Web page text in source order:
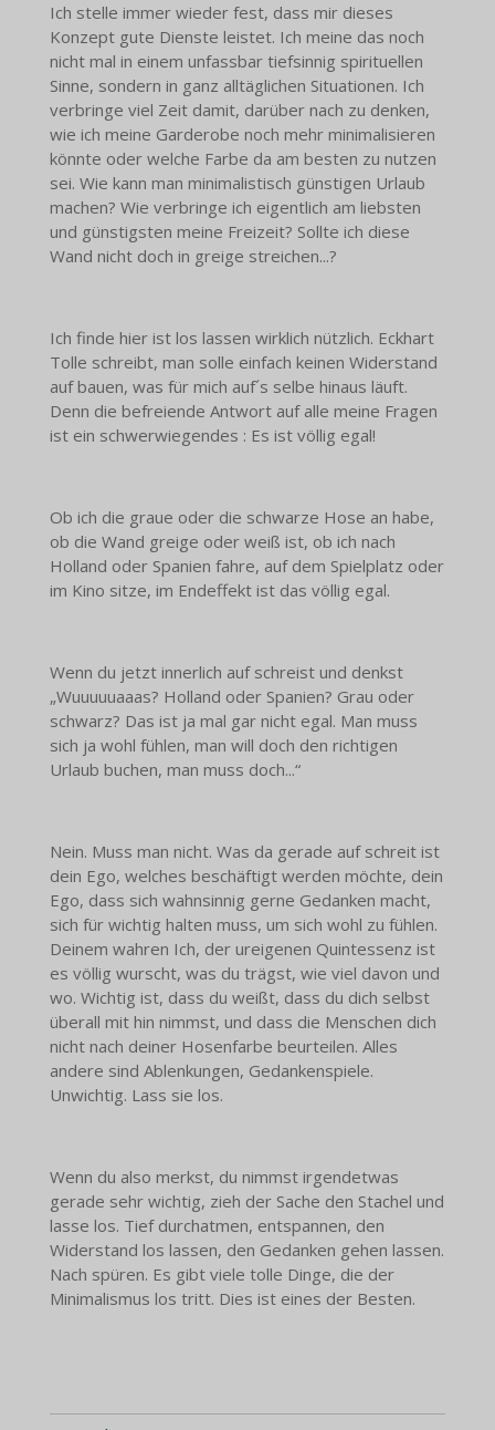
Ich stelle immer wieder fest, dass mir dieses
Konzept gute Dienste leistet. Ich meine das noch
nicht mal in einem unfassbar tiefsinnig spirituellen
Sinne, sondern in ganz alltäglichen Situationen. Ich
verbringe viel Zeit damit, darüber nach zu denken,
wie ich meine Garderobe noch mehr minimalisieren
könnte oder welche Farbe da am besten zu nutzen
sei. Wie kann man minimalistisch günstigen Urlaub
machen? Wie verbringe ich eigentlich am liebsten
und günstigsten meine Freizeit? Sollte ich diese
Wand nicht doch in greige streichen...?
Ich finde hier ist los lassen wirklich nützlich. Eckhart
Tolle schreibt, man solle einfach keinen Widerstand
auf bauen, was für mich auf´s selbe hinaus läuft.
Denn die befreiende Antwort auf alle meine Fragen
ist ein schwerwiegendes : Es ist völlig egal!
Ob ich die graue oder die schwarze Hose an habe,
ob die Wand greige oder weiß ist, ob ich nach
Holland oder Spanien fahre, auf dem Spielplatz oder
im Kino sitze, im Endeffekt ist das völlig egal.
Wenn du jetzt innerlich auf schreist und denkst
„Wuuuuuaaas? Holland oder Spanien? Grau oder
schwarz? Das ist ja mal gar nicht egal. Man muss
sich ja wohl fühlen, man will doch den richtigen
Urlaub buchen, man muss doch...“
Nein. Muss man nicht. Was da gerade auf schreit ist
dein Ego, welches beschäftigt werden möchte, dein
Ego, dass sich wahnsinnig gerne Gedanken macht,
sich für wichtig halten muss, um sich wohl zu fühlen.
Deinem wahren Ich, der ureigenen Quintessenz ist
es völlig wurscht, was du trägst, wie viel davon und
wo. Wichtig ist, dass du weißt, dass du dich selbst
überall mit hin nimmst, und dass die Menschen dich
nicht nach deiner Hosenfarbe beurteilen. Alles
andere sind Ablenkungen, Gedankenspiele.
Unwichtig. Lass sie los.
Wenn du also merkst, du nimmst irgendetwas
gerade sehr wichtig, zieh der Sache den Stachel und
lasse los. Tief durchatmen, entspannen, den
Widerstand los lassen, den Gedanken gehen lassen.
Nach spüren. Es gibt viele tolle Dinge, die der
Minimalismus los tritt. Dies ist eines der Besten.